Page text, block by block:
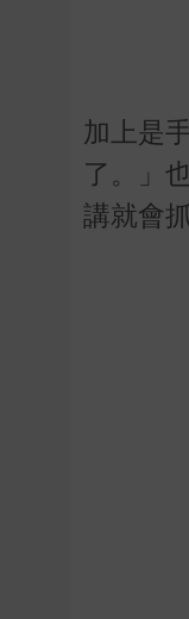
加上是
了。」
講就會